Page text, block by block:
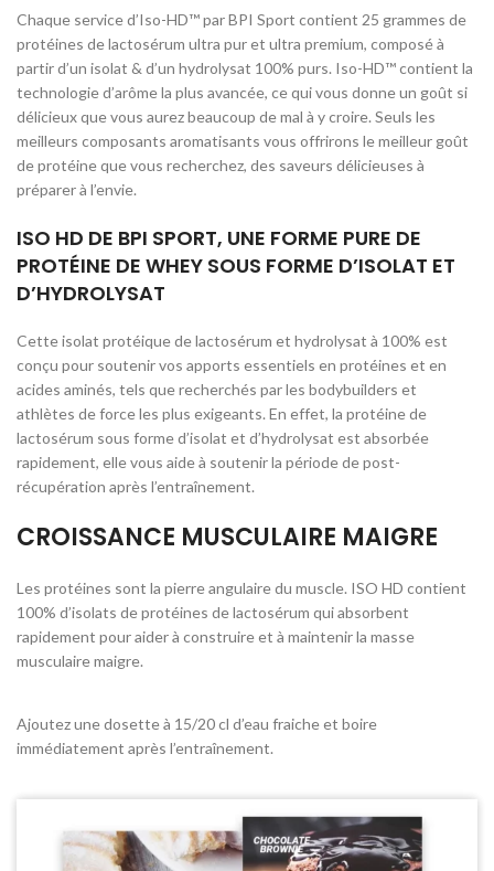
Chaque service d’Iso-HD™ par BPI Sport contient 25 grammes de
protéines de lactosérum ultra pur et ultra premium, composé à
partir d’un isolat & d’un hydrolysat 100% purs. Iso-HD™ contient la
technologie d’arôme la plus avancée, ce qui vous donne un goût si
délicieux que vous aurez beaucoup de mal à y croire. Seuls les
meilleurs composants aromatisants vous offrirons le meilleur goût
de protéine que vous recherchez, des saveurs délicieuses à
préparer à l’envie.
ISO HD DE BPI SPORT, UNE FORME PURE DE
PROTÉINE DE WHEY SOUS FORME D’ISOLAT ET
D’HYDROLYSAT
Cette isolat protéique de lactosérum et hydrolysat à 100% est
conçu pour soutenir vos apports essentiels en protéines et en
acides aminés, tels que recherchés par les bodybuilders et
athlètes de force les plus exigeants. En effet, la protéine de
lactosérum sous forme d’isolat et d’hydrolysat est absorbée
rapidement, elle vous aide à soutenir la période de post-
récupération après l’entraînement.
CROISSANCE MUSCULAIRE MAIGRE
Les protéines sont la pierre angulaire du muscle. ISO HD contient
100% d’isolats de protéines de lactosérum qui absorbent
rapidement pour aider à construire et à maintenir la masse
musculaire maigre.
Ajoutez une dosette à 15/20 cl d’eau fraiche et boire
immédiatement après l’entraînement.